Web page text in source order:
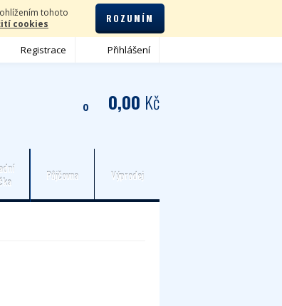
tohoto
cookies ROZUMÍM
Registrace Přihlášení
0 0,00 Kč
Půjčovna Výprodej